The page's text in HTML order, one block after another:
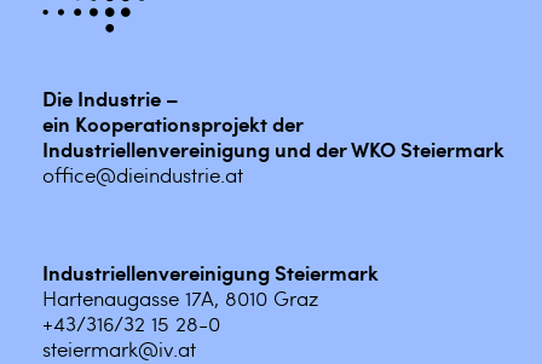
Die Industrie –
ein Kooperationsprojekt der
Industriellenvereinigung und der WKO Steiermark
office@dieindustrie.at
Industriellenvereinigung Steiermark
Hartenaugasse 17A, 8010 Graz
+43/316/32 15 28-0
steiermark@iv.at